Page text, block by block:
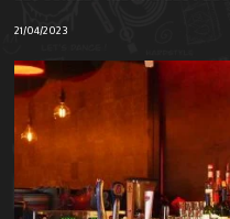
21/04/2023